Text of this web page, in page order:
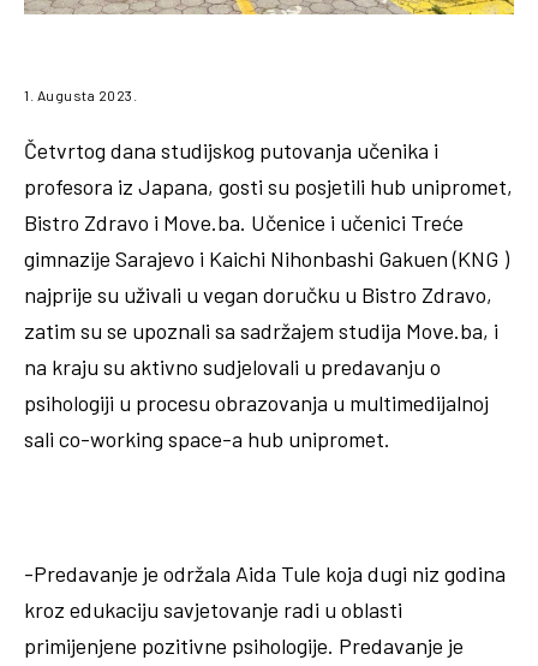
1. Augusta 2023.
Četvrtog dana studijskog putovanja učenika i
profesora iz Japana, gosti su posjetili hub unipromet,
Bistro Zdravo i Move.ba. Učenice i učenici Treće
gimnazije Sarajevo i Kaichi Nihonbashi Gakuen (KNG )
najprije su uživali u vegan doručku u Bistro Zdravo,
zatim su se upoznali sa sadržajem studija Move.ba, i
na kraju su aktivno sudjelovali u predavanju o
psihologiji u procesu obrazovanja u multimedijalnoj
sali co-working space-a hub unipromet.
-Predavanje je održala Aida Tule koja dugi niz godina
kroz edukaciju savjetovanje radi u oblasti
primijenjene pozitivne psihologije. Predavanje je